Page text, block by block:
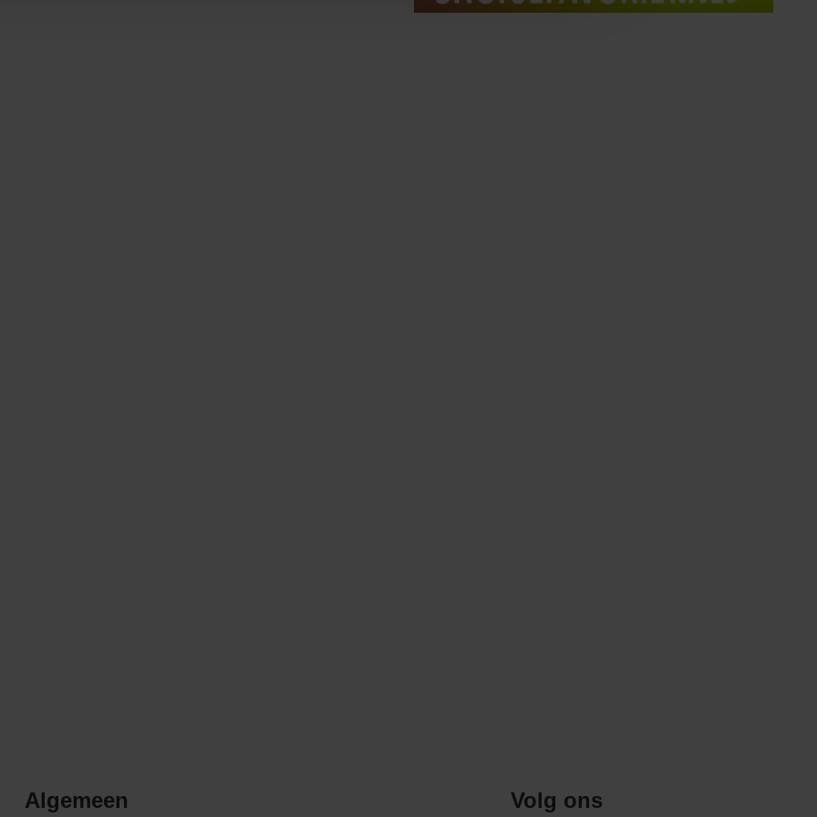
Algemeen Volg ons